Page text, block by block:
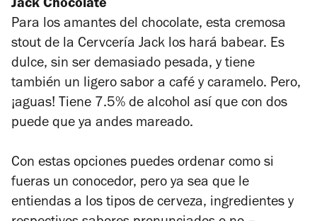
Jack Chocolate
Para los amantes del chocolate, esta cremosa
stout de la Cervcería Jack los hará babear. Es
dulce, sin ser demasiado pesada, y tiene
también un ligero sabor a café y caramelo. Pero,
¡aguas! Tiene 7.5% de alcohol así que con dos
puede que ya andes mareado.
Con estas opciones puedes ordenar como si
fueras un conocedor, pero ya sea que le
entiendas a los tipos de cerveza, ingredientes y